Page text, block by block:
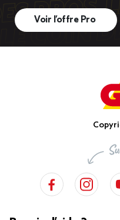
Voir l’offre Pro